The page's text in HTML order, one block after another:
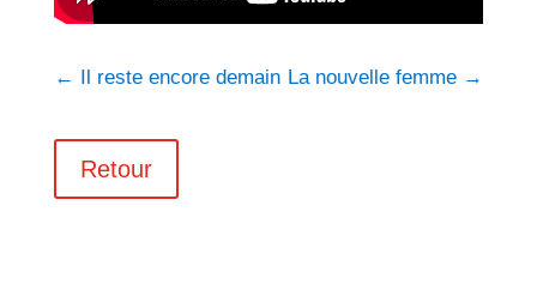
← Il reste encore demain La nouvelle femme →
Retour